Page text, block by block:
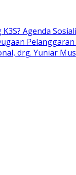
Agenda
Pelanggaran
drg. Yuniar